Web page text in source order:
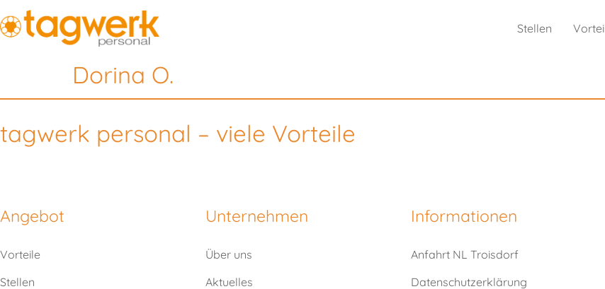
Stellen
Dorina O.
tagwerk personal – viele Vorteile
Angebot
Vorteile
Stellen
Unternehmen
Über uns
Aktuelles
Informationen
Anfahrt NL Troisdorf
Datenschutzerklärung